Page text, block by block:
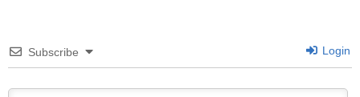
Subscribe Login